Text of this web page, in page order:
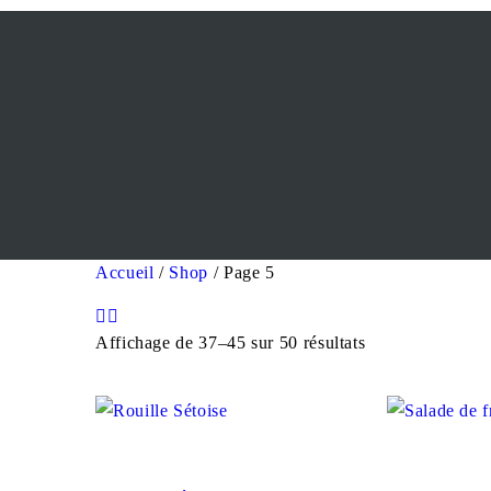
Accueil / Shop / Page 5
Affichage de 37–45 sur 50 résultats